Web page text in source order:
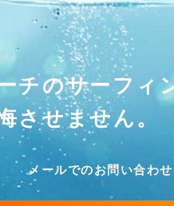
チのサーフィ
させません。
メールでのお問い合わ